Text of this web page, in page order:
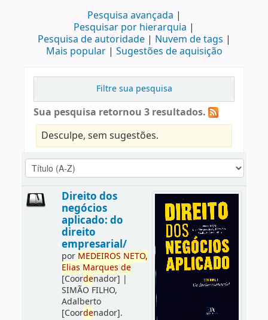
Pesquisa avançada
Pesquisar por hierarquia
Pesquisa de autoridade
Nuvem de tags
Mais popular
Sugestões de aquisição
Filtre sua pesquisa
Sua pesquisa retornou 3 resultados.
Desculpe, sem sugestões.
Direito dos
negócios
aplicado: do
direito
empresarial/
por MEDEIROS NETO,
Elias Marques de
[Coordenador] |
SIMÃO FILHO,
Adalberto
[Coordenador].